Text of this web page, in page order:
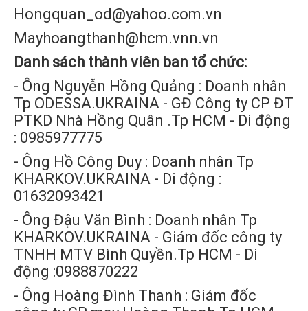
Hongquan_od@yahoo.com.vn
Mayhoangthanh@hcm.vnn.vn
Danh sách thành viên ban tổ chức:
- Ông Nguyễn Hồng Quảng : Doanh nhân
Tp ODESSA.UKRAINA - GĐ Công ty CP ĐT
PTKD Nhà Hồng Quân .Tp HCM - Di động
: 0985977775
- Ông Hồ Công Duy : Doanh nhân Tp
KHARKOV.UKRAINA - Di động :
01632093421
- Ông Đậu Văn Bình : Doanh nhân Tp
KHARKOV.UKRAINA - Giám đốc công ty
TNHH MTV Bình Quyền.Tp HCM - Di
động :0988870222
- Ông Hoàng Đình Thanh : Giám đốc